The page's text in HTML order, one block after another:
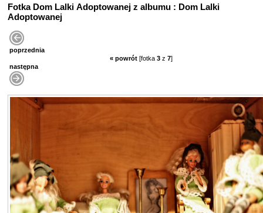
Fotka Dom Lalki Adoptowanej z albumu : Dom Lalki
Adoptowanej
poprzednia
« powrót [fotka 3 z 7]
następna